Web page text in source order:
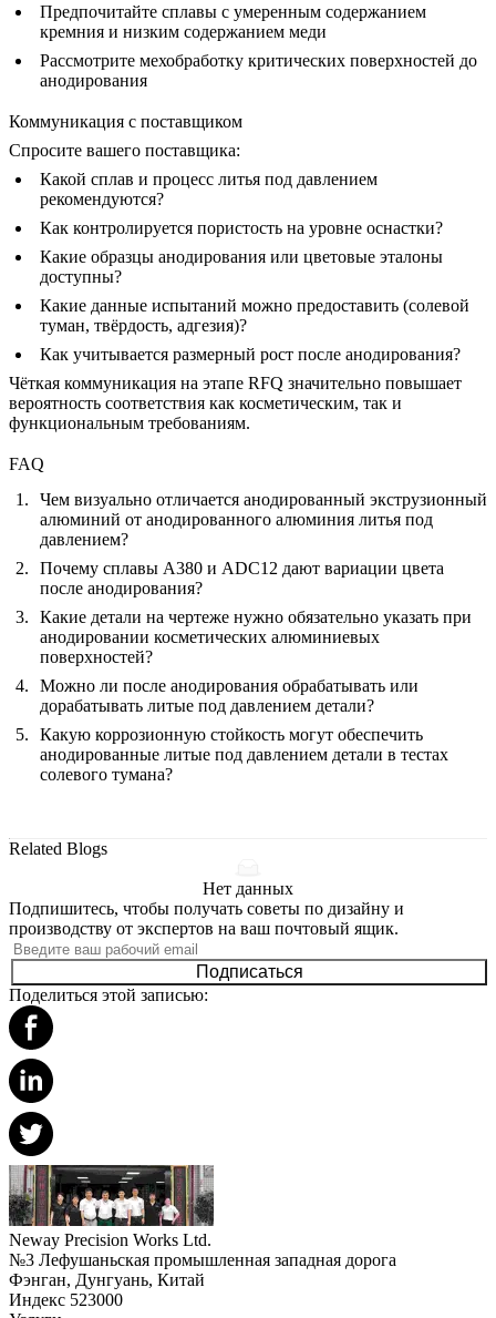
Предпочитайте сплавы с умеренным содержанием
кремния и низким содержанием меди
Рассмотрите мехобработку критических поверхностей до
анодирования
Коммуникация с поставщиком
Спросите вашего поставщика:
Какой сплав и процесс литья под давлением
рекомендуются?
Как контролируется пористость на уровне оснастки?
Какие образцы анодирования или цветовые эталоны
доступны?
Какие данные испытаний можно предоставить (солевой
туман, твёрдость, адгезия)?
Как учитывается размерный рост после анодирования?
Чёткая коммуникация на этапе RFQ значительно повышает
вероятность соответствия как косметическим, так и
функциональным требованиям.
FAQ
Чем визуально отличается анодированный экструзионный
алюминий от анодированного алюминия литья под
давлением?
Почему сплавы A380 и ADC12 дают вариации цвета
после анодирования?
Какие детали на чертеже нужно обязательно указать при
анодировании косметических алюминиевых
поверхностей?
Можно ли после анодирования обрабатывать или
дорабатывать литые под давлением детали?
Какую коррозионную стойкость могут обеспечить
анодированные литые под давлением детали в тестах
солевого тумана?
Related Blogs
Нет данных
Подпишитесь, чтобы получать советы по дизайну и
производству от экспертов на ваш почтовый ящик.
Подписаться
Поделиться этой записью:
Neway Precision Works Ltd.
№3 Лефушаньская промышленная западная дорога
Фэнган, Дунгуань, Китай
Индекс 523000